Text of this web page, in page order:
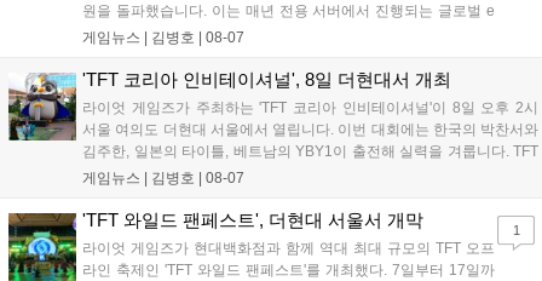
원을 돌파했습니다. 이는 매년 전용 서버에서 진행되는 글로벌 e
스포츠 대회 FWC의 영향이 큽니다. FWC는 이용자가 동일한 조
은 전년 대비 매출과 이용자 지표가 대폭 상승하는 성과를 냈습니
FWC 그랜드 파이널이 개최될 예정이며, 위메이드커넥트는 이를
통해 커뮤니티 중심의 장기 성장 모델을 지속할 방침입니다....
게임뉴스 | 김병호 | 08-07
'TFT 코리아 인비테이셔널', 8일 더현대서 개최
라이엇 게임즈가 주최하는 'TFT 코리아 인비테이셔널'이 8일 오후 2시
서울 여의도 더현대 서울에서 열립니다. 이번 대회에는 한국의 박찬서와
김주한, 일본의 타이틀, 베트남의 YBY1이 출전해 실력을 겨룹니다. TFT
는 소속팀 없이 개인 자격으로 참가하는 독특한 대회 구조를 가지며, 누
17일까지 이어지는 이번 행사는 신규 세트 체험과 공연 등 다양한 즐길
거리를 제공하며, 이후 현대백화점 판교점에서도 행사가 이어질 예정입
니다. 연말에는 라스베이거스 오픈이 개최됩니다....
게임뉴스 | 김병호 | 08-07
'TFT 와일드 팬페스트', 더현대 서울서 개막
라이엇 게임즈가 현대백화점과 함께 역대 최대 규모의 TFT 오프
라인 축제인 'TFT 와일드 팬페스트'를 개최했다. 7일부터 17일까
1